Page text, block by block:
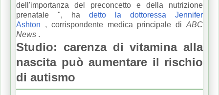
dell'importanza del preconcetto e della nutrizione
prenatale ", ha detto la dottoressa Jennifer
Ashton , corrispondente medica principale diABC
News .
Studio: carenza di vitamina alla
nascita può aumentare il rischio
di autismo